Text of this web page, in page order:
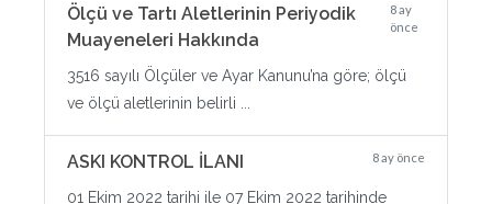
Ölçü ve Tartı Aletlerinin Periyodik
Muayeneleri Hakkında
8 ay
önce
3516 sayılı Ölçüler ve Ayar Kanunu’na göre; ölçü
ve ölçü aletlerinin belirli ...
ASKI KONTROL İLANI 8 ay önce
01 Ekim 2022 tarihi ile 07 Ekim 2022 tarihinde